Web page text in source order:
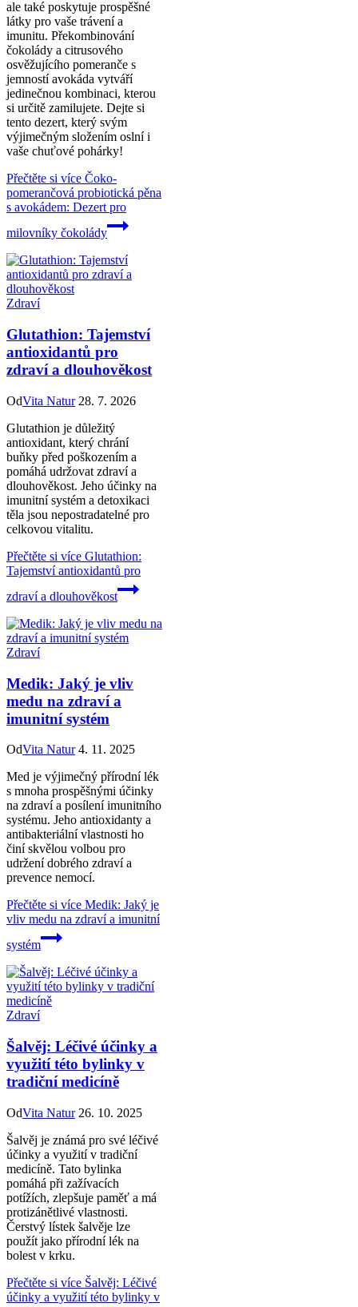
ale také poskytuje prospěšné
látky pro vaše trávení a
imunitu. Překombinování
čokolády a citrusového
osvěžujícího pomeranče s
jemností avokáda vytváří
jedinečnou kombinaci, kterou
si určitě zamilujete. Dejte si
tento dezert, který svým
výjimečným složením oslní i
vaše chuťové pohárky!
Přečtěte si více Čoko-
pomerančová probiotická pěna
s avokádem: Dezert pro
milovníky čokolády
Zdraví
Glutathion: Tajemství
antioxidantů pro
zdraví a dlouhověkost
OdVita Natur 28. 7. 2026
Glutathion je důležitý
antioxidant, který chrání
buňky před poškozením a
pomáhá udržovat zdraví a
dlouhověkost. Jeho účinky na
imunitní systém a detoxikaci
těla jsou nepostradatelné pro
celkovou vitalitu.
Přečtěte si více Glutathion:
Tajemství antioxidantů pro
zdraví a dlouhověkost
Zdraví
Medik: Jaký je vliv
medu na zdraví a
imunitní systém
OdVita Natur 4. 11. 2025
Med je výjimečný přírodní lék
s mnoha prospěšnými účinky
na zdraví a posílení imunitního
systému. Jeho antioxidanty a
antibakteriální vlastnosti ho
činí skvělou volbou pro
udržení dobrého zdraví a
prevence nemocí.
Přečtěte si více Medik: Jaký je
vliv medu na zdraví a imunitní
systém
Zdraví
Šalvěj: Léčivé účinky a
využití této bylinky v
tradiční medicíně
OdVita Natur 26. 10. 2025
Šalvěj je známá pro své léčivé
účinky a využití v tradiční
medicíně. Tato bylinka
pomáhá při zažívacích
potížích, zlepšuje paměť a má
protizánětlivé vlastnosti.
Čerstvý lístek šalvěje lze
použít jako přírodní lék na
bolest v krku.
Přečtěte si více Šalvěj: Léčivé
účinky a využití této bylinky v